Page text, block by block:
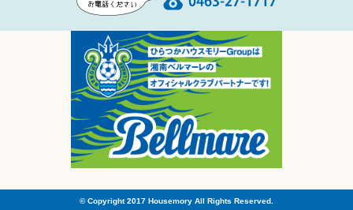
© Copyright 2017 Housemory All Rights Reserved.